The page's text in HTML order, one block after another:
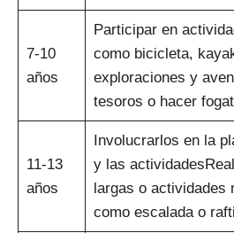
7-10
años
Participar en
como bicicleta,
exploraciones y
tesoros o hacer
11-13
años
Involucrarlos en la
y las
largas o actividades
como escalada o